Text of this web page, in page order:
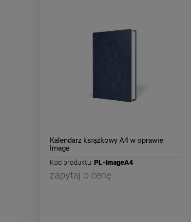
Kalendarz książkowy A4 w oprawie
Image
Kod produktu: PL-ImageA4
zapytaj o cenę